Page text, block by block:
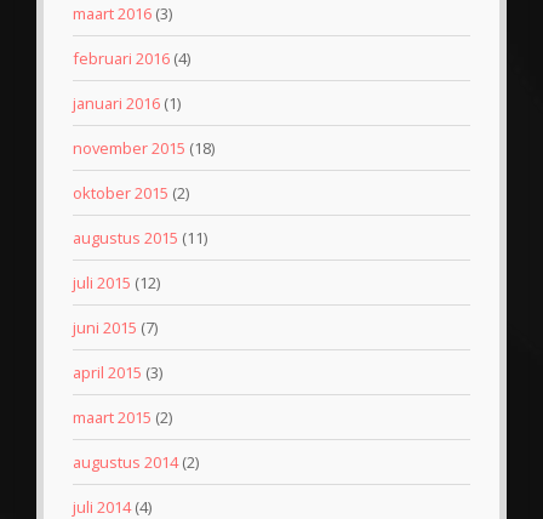
maart 2016 (3)
februari 2016 (4)
januari 2016 (1)
november 2015 (18)
oktober 2015 (2)
augustus 2015 (11)
juli 2015 (12)
juni 2015 (7)
april 2015 (3)
maart 2015 (2)
augustus 2014(2)
juli 2014(4)